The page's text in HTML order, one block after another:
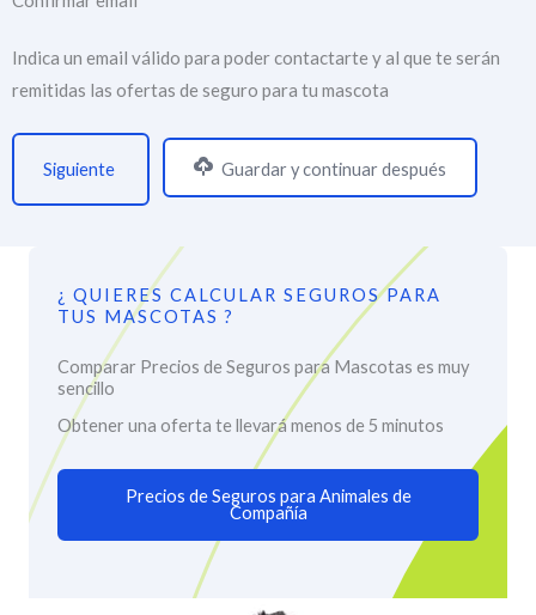
Indica un email válido para poder contactarte y al que te serán
remitidas las ofertas de seguro para tu mascota
Guardar y continuar después
¿ QUIERES CALCULAR SEGUROS PARA
TUS MASCOTAS ?
Comparar Precios de Seguros para Mascotas es muy
sencillo
Obtener una oferta te llevará menos de 5 minutos
Precios de Seguros para Animales de
Compañía